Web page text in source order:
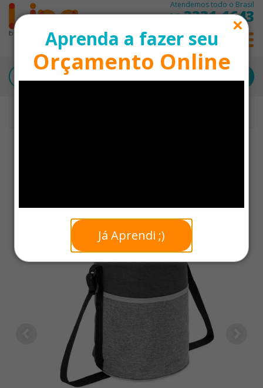
Aprenda a fazer seu
Orçamento Online
Já Aprendi ;)
Atendemos todo o Brasil
113331-1643